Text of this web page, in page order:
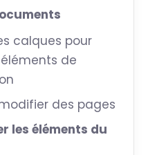
calques pour
de
des pages
les éléments du